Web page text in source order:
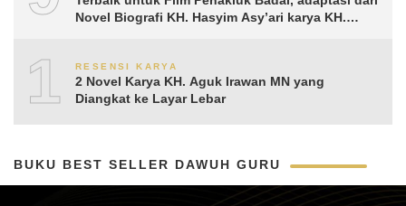
Novel Biografi KH. Hasyim Asy’ari karya KH.
10RESENSI KARYA
2 Novel Karya KH. Aguk Irawan MN yang
Diangkat ke Layar Lebar
BUKU BEST SELLER DAWUH GURU